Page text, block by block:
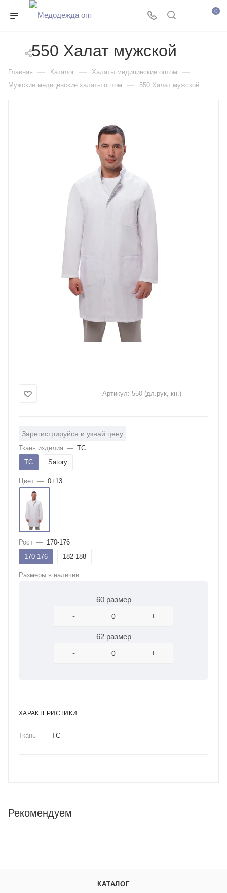
0
550 Халат мужской
Главная — Каталог — Халаты медицинские оптом —
Мужские медицинские халаты оптом — 550 Халат мужской
Артикул: 550 (дл.рук, кн.)
Зарегистрируйся и узнай цену
Ткань изделия — ТС
ТС
Satory
Цвет — 0+13
Рост — 170-176
170-176
182-188
Размеры в наличии
60 размер
-
+
62 размер
-
+
ХАРАКТЕРИСТИКИ
Ткань — ТС
Рекомендуем
КАТАЛОГ